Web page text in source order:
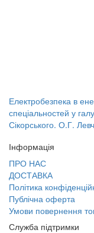
Електробезпека в
спеціальностей у
Сікорського. О.Г.
Інформація
ПРО НАС
ДОСТАВКА
Політика
Публічна оферта
Умови повернення
Служба підтримки